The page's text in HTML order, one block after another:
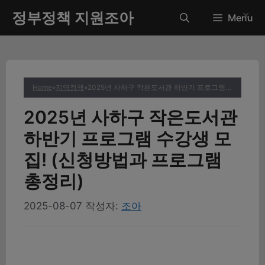
츠
정부정책 지원조아 Menu
Home»지역정책 » 2025년 사하구 작은도서관 하반기 프로그램 수강생 모집! (신청방법과 프로그램 총정리)
2025년 사하구 작은도서관
하반기 프로그램 수강생 모
집! (신청방법과 프로그램
총정리)
2025-08-07 작성자: 조아
✕